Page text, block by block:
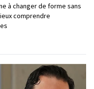
à changer de forme sans
comprendre